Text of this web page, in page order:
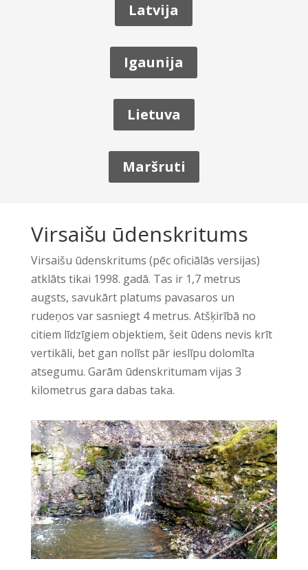
Latvija
Igaunija
Lietuva
Maršruti
Virsaišu ūdenskritums
Virsaišu ūdenskritums (pēc oficiālās versijas)
atklāts tikai 1998. gadā. Tas ir 1,7 metrus
augsts, savukārt platums pavasaros un
rudeņos var sasniegt 4 metrus. Atšķirībā no
citiem līdzīgiem objektiem, šeit ūdens nevis krīt
vertikāli, bet gan nolīst pār ieslīpu dolomīta
atsegumu. Garām ūdenskritumam vijas 3
kilometrus gara dabas taka.